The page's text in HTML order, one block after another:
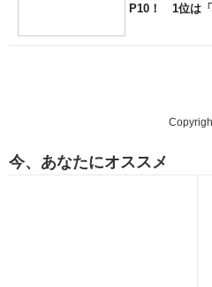
P10！ 1位は
今、あなたにオススメ